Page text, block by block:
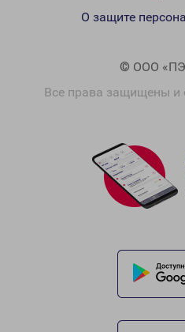
© ООО
Все права защищены и
О защите